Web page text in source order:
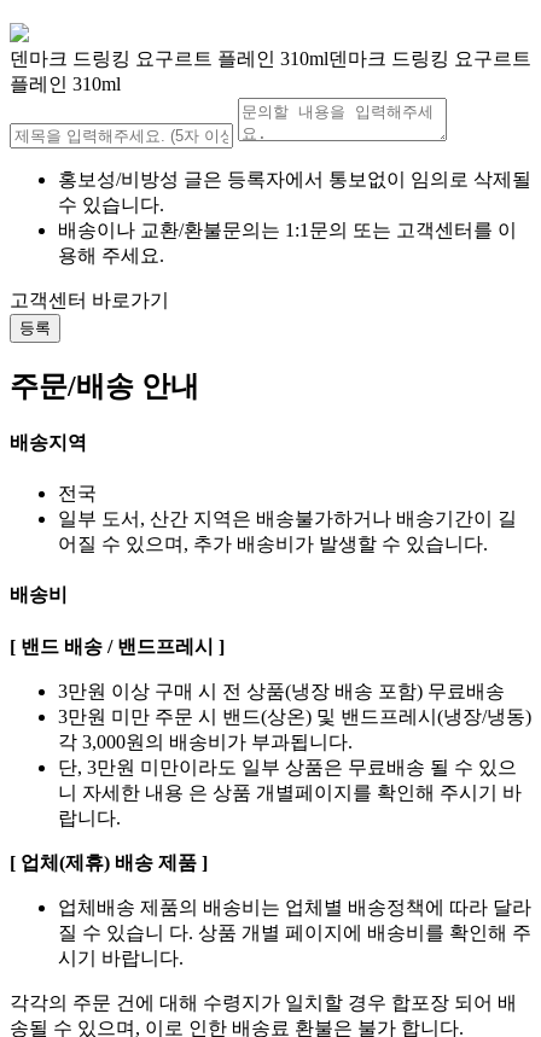
덴마크 드링킹 요구르트 플레인 310ml덴마크 드링킹 요구르트
플레인 310ml
홍보성/비방성 글은 등록자에서 통보없이 임의로 삭제될
수 있습니다.
배송이나 교환/환불문의는 1:1문의 또는 고객센터를 이
용해 주세요.
고객센터 바로가기
등록
주문/배송 안내
배송지역
전국
일부 도서, 산간 지역은 배송불가하거나 배송기간이 길
어질 수 있으며, 추가 배송비가 발생할 수 있습니다.
배송비
[ 밴드 배송 / 밴드프레시 ]
3만원 이상 구매 시 전 상품(냉장 배송 포함) 무료배송
3만원 미만 주문 시 밴드(상온) 및 밴드프레시(냉장/냉동)
각 3,000원의 배송비가 부과됩니다.
단, 3만원 미만이라도 일부 상품은 무료배송 될 수 있으
니 자세한 내용 은 상품 개별페이지를 확인해 주시기 바
랍니다.
[ 업체(제휴) 배송 제품 ]
업체배송 제품의 배송비는 업체별 배송정책에 따라 달라
질 수 있습니 다. 상품 개별 페이지에 배송비를 확인해 주
시기 바랍니다.
각각의 주문 건에 대해 수령지가 일치할 경우 합포장 되어 배
송될 수 있으며, 이로 인한 배송료 환불은 불가 합니다.